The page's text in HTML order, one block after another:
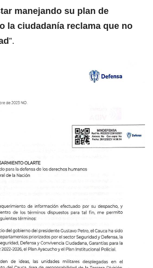
manejando su plan de
la ciudadanía reclama que no
”.